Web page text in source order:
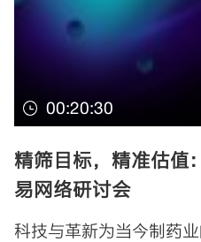
00:20:30
精筛目标，精准估值
易网络研讨会
科技与革新为当今制药